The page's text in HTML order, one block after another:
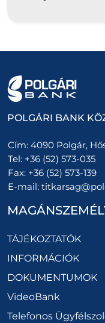
POLGÁRI BANK
Cím: 4090 Polgár,
Tel: +36 (52) 573-035
Fax: +36 (52) 573-139
E-mail:
TÁJÉKOZTATÓK
INFORMÁCIÓK
DOKUMENTUMOK
VideoBank
Telefonos